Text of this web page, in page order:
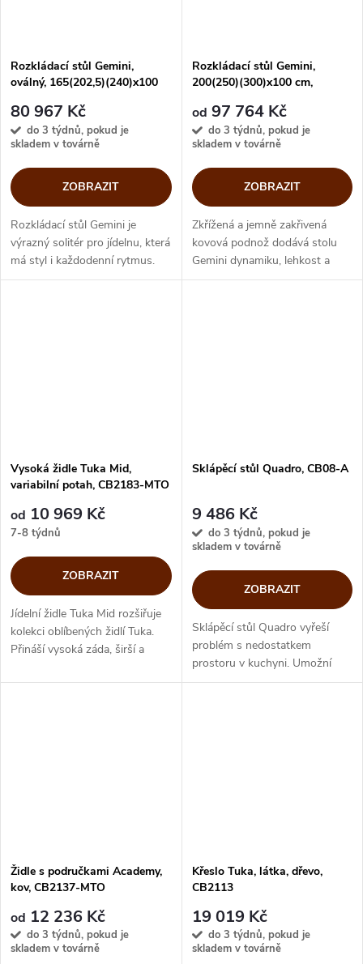
Rozkládací stůl Gemini,
oválný, 165(202,5)(240)x100
80 967 Kč
do 3 týdnů, pokud je
skladem v továrně
ZOBRAZIT
Rozkládací stůl Gemini je
výrazný solitér pro jídelnu, která
má styl i každodenní rytmus.
Spojuje elegantní skleněnou
Rozkládací stůl Gemini,
200(250)(300)x100 cm,
od 97 764 Kč
do 3 týdnů, pokud je
skladem v továrně
ZOBRAZIT
Zkřížená a jemně zakřivená
kovová podnož dodává stolu
Gemini dynamiku, lehkost a
zároveň pevnou stabilitu. Díky
Vysoká židle Tuka Mid,
variabilní potah, CB2183-MTO
od 10 969 Kč
7-8 týdnů
ZOBRAZIT
Jídelní židle Tuka Mid rozšiřuje
kolekci oblíbených židlí Tuka.
Přináší vysoká záda, širší a
Tuka. Na zaoblenou skořepinu
Sklápěcí stůl Quadro, CB08-A
9 486 Kč
do 3 týdnů, pokud je
skladem v továrně
ZOBRAZIT
Sklápěcí stůl Quadro vyřeší
problém s nedostatkem
prostoru v kuchyni. Umožní
rychlé servírování snídaně či
Židle s područkami Academy,
kov, CB2137-MTO
od 12 236 Kč
do 3 týdnů, pokud je
skladem v továrně
Křeslo Tuka, látka, dřevo,
CB2113
19 019 Kč
do 3 týdnů, pokud je
skladem v továrně